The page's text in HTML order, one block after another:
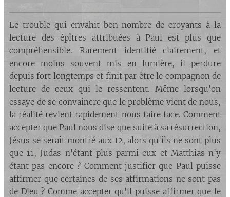
d) La volonté première, une première
conclusion.
Le trouble qui envahit bon nombre de croyants à la
lecture des épîtres attribuées à Paul est plus que
compréhensible. Rarement identifié clairement, et
encore moins souvent mis en lumière, il perdure
depuis fort longtemps et finit par être le compagnon de
lecture de ceux qui le ressentent. Même lorsqu'on
essaye de se convaincre que le problème vient de nous,
la réalité revient rapidement nous faire face. Comment
accepter que Paul nous dise que suite à sa résurrection,
Jésus se serait montré aux 12, alors qu'ils ne sont plus
que 11, Judas n'étant plus parmi eux et Matthias n'y
étant pas encore ? Comment justifier que Paul puisse
affirmer que certaines de ses affirmations ne sont pas
de Dieu ? Comme accepter qu'il puisse affirmer que le